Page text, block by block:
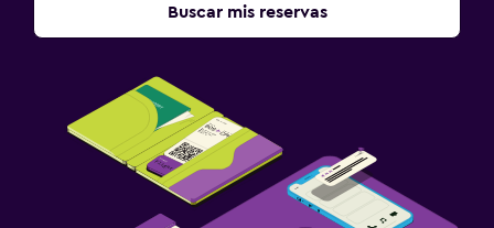
Buscar mis reservas